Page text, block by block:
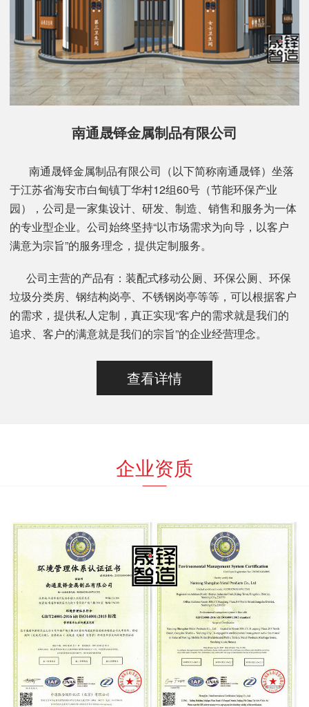
南通晟铎金属制品有限公司
南通晟铎金属制品有限公司（以下简称南通晟铎）坐落
于江苏省海安市白甸镇丁华村12组60号（节能环保产业
园），公司是一家集设计、研发、制造、销售和服务为一体
的专业型企业。公司始终坚持“以市场需求为向导，以客户
满意为宗旨”的服务理念，提供定制服务。
公司主营的产品有：装配式移动公厕、环保公厕、环保
垃圾分类房、钢结构岗亭、不锈钢岗亭等等，可以根据客户
的需求，提供私人定制，真正实现“客户的需求就是我们的
追求、客户的满意就是我们的宗旨”的企业经营理念。
查看详情
企业资质